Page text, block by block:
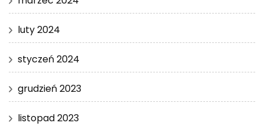
luty 2024
styczeń 2024
grudzień 2023
listopad 2023